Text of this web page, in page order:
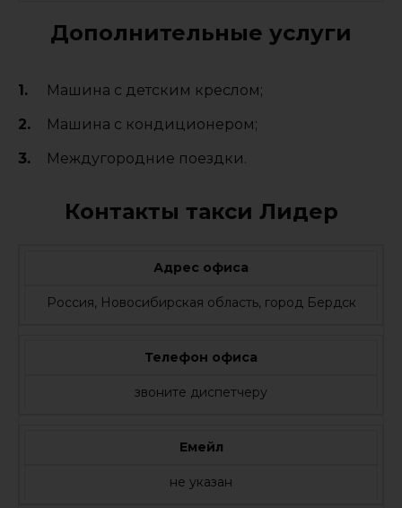
Дополнительные услуги
Машина с детским креслом;
Машина с кондиционером;
Междугородние поездки.
Контакты такси Лидер
Адрес офиса
Россия, Новосибирская область, город Бердск
Телефон офиса
звоните диспетчеру
Емейл
не указан